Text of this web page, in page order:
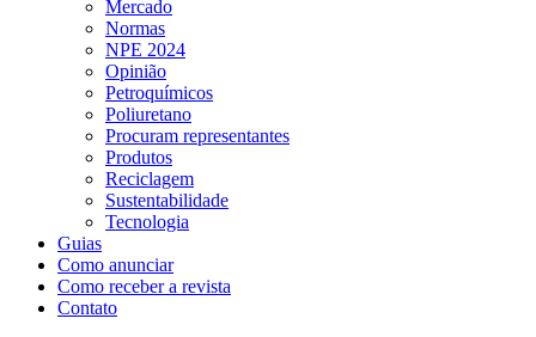
Mercado
Normas
NPE 2024
Opinião
Petroquímicos
Poliuretano
Procuram representantes
Produtos
Reciclagem
Sustentabilidade
Tecnologia
Guias
Como anunciar
Como receber a revista
Contato